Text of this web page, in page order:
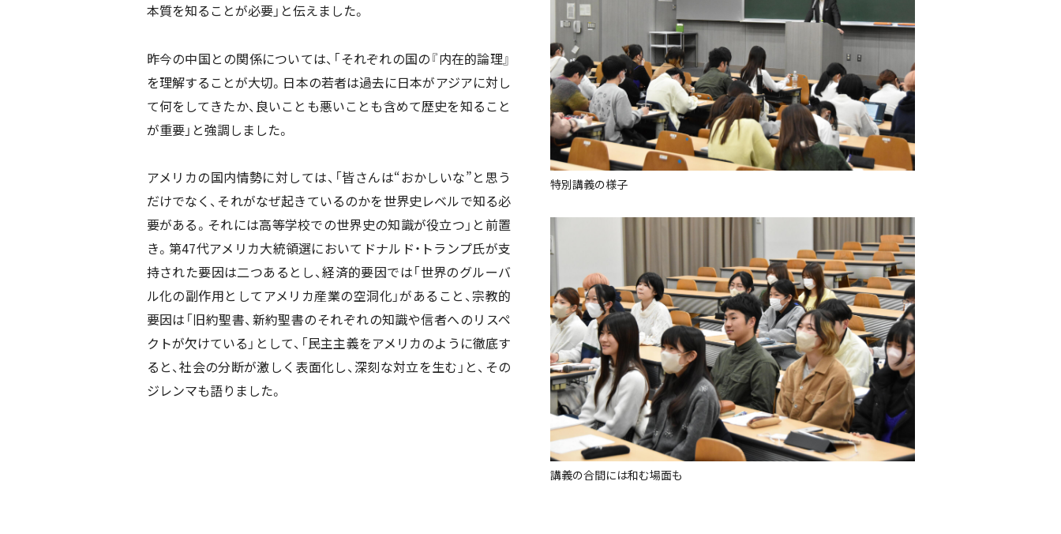
特別講義の様子
講義の合間には和む場面も
本質を知ることが必要」と伝えました。
昨今の中国との関係については、「それぞれの国の『内在的論理』
を理解することが大切。日本の若者は過去に日本がアジアに対し
て何をしてきたか、良いことも悪いことも含めて歴史を知ること
が重要」と強調しました。
アメリカの国内情勢に対しては、「皆さんは“おかしいな”と思う
だけでなく、それがなぜ起きているのかを世界史レベルで知る必
要がある。それには高等学校での世界史の知識が役立つ」と前置
き。第47代アメリカ大統領選においてドナルド・トランプ氏が支
持された要因は二つあるとし、経済的要因では「世界のグルーバ
ル化の副作用としてアメリカ産業の空洞化」があること、宗教的
要因は「旧約聖書、新約聖書のそれぞれの知識や信者へのリスペ
クトが欠けている」として、「民主主義をアメリカのように徹底す
ると、社会の分断が激しく表面化し、深刻な対立を生む」と、その
ジレンマも語りました。